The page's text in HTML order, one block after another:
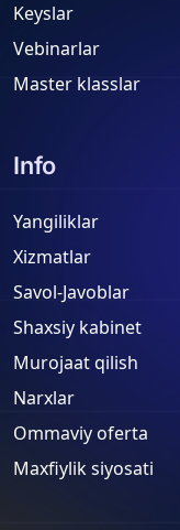
Keyslar
Vebinarlar
Master klasslar
Info
Yangiliklar
Xizmatlar
Savol-Javoblar
Shaxsiy kabinet
Murojaat qilish
Narxlar
Ommaviy oferta
Maxfiylik siyosati